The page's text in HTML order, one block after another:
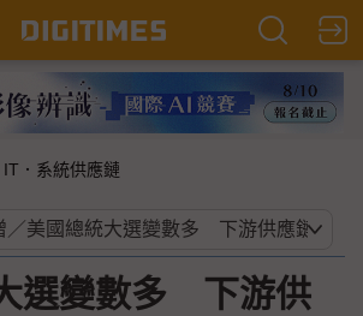
IT．系統供應鏈
選變數多 下游供